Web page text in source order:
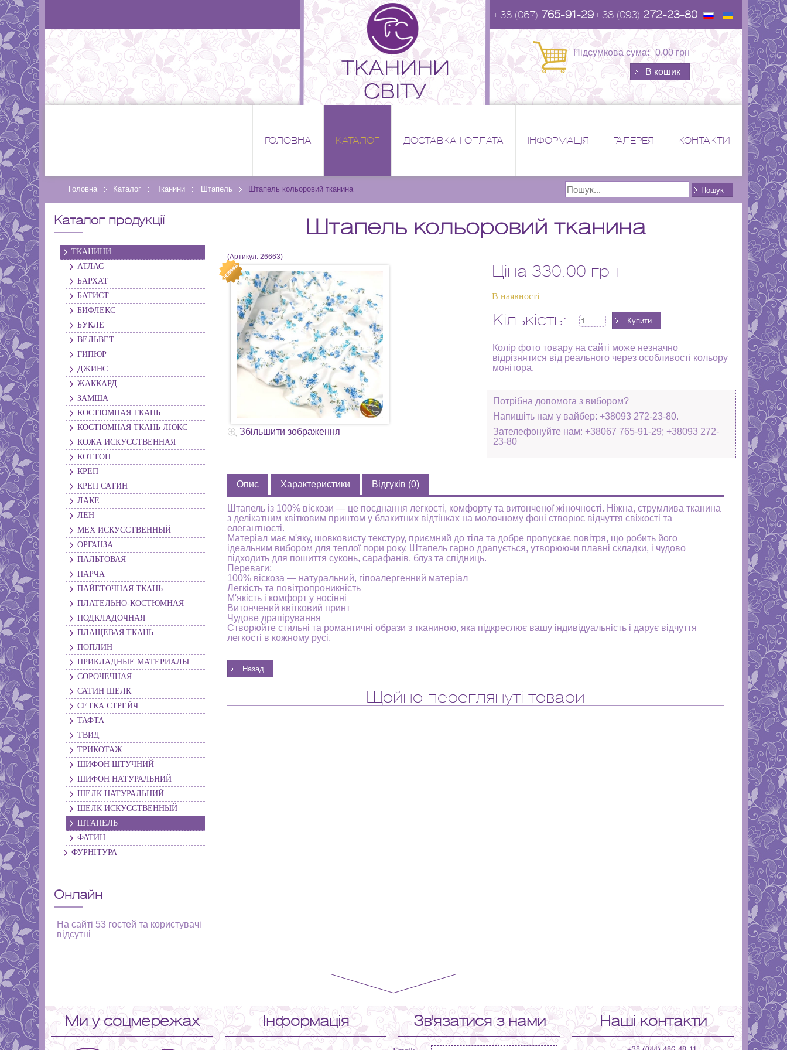
+38 (067) 765-91-29+38 (093) 272-23-80
Підсумкова сума: 0.00 грн
В кошик
ГОЛОВНА КАТАЛОГ ДОСТАВКА І ОПЛАТА ІНФОРМАЦІЯ ГАЛЕРЕЯ КОНТАКТИ
Головна Каталог Тканини Штапель Штапель кольоровий тканина
Поиск
Пошук
Каталог продукції
ТКАНИНИ
АТЛАС
БАРХАТ
БАТИСТ
БИФЛЕКС
БУКЛЕ
ВЕЛЬВЕТ
ГИПЮР
ДЖИНС
ЖАККАРД
ЗАМША
КОСТЮМНАЯ ТКАНЬ
КОСТЮМНАЯ ТКАНЬ ЛЮКС
КОЖА ИСКУССТВЕННАЯ
КОТТОН
КРЕП
КРЕП САТИН
ЛАКЕ
ЛЕН
МЕХ ИСКУССТВЕННЫЙ
ОРГАНЗА
ПАЛЬТОВАЯ
ПАРЧА
ПАЙЕТОЧНАЯ ТКАНЬ
ПЛАТЕЛЬНО-КОСТЮМНАЯ
ПОДКЛАДОЧНАЯ
ПЛАЩЕВАЯ ТКАНЬ
ПОПЛИН
ПРИКЛАДНЫЕ МАТЕРИАЛЫ
СОРОЧЕЧНАЯ
САТИН ШЕЛК
СЕТКА СТРЕЙЧ
ТАФТА
ТВИД
ТРИКОТАЖ
ШИФОН ШТУЧНИЙ
ШИФОН НАТУРАЛЬНИЙ
ШЕЛК НАТУРАЛЬНИЙ
ШЕЛК ИСКУССТВЕННЫЙ
ШТАПЕЛЬ
ФАТИН
ФУРНІТУРА
Онлайн
На сайті 53 гостей та користувачі
відсутні
Штапель кольоровий тканина
(Артикул:26663)
Збільшити зображення
Ціна 330.00 грн
В наявності
Кількість:
Колір фото товару на сайті може незначно
відрізнятися від реального через особливості кольору
монітора.
Потрібна допомога з вибором?
Напишіть нам у вайбер: +38093 272-23-80.
Зателефонуйте нам: +38067 765-91-29; +38093 272-
23-80
Опис Характеристики Відгуків (0)
Штапель із 100% віскози — це поєднання легкості, комфорту та витонченої жіночності. Ніжна, струмлива тканина
з делікатним квітковим принтом у блакитних відтінках на молочному фоні створює відчуття свіжості та
елегантності.
Матеріал має м'яку, шовковисту текстуру, приємний до тіла та добре пропускає повітря, що робить його
ідеальним вибором для теплої пори року. Штапель гарно драпується, утворюючи плавні складки, і чудово
підходить для пошиття суконь, сарафанів, блуз та спідниць.
Переваги:
100% віскоза — натуральний, гіпоалергенний матеріал
Легкість та повітропроникність
М'якість і комфорт у носінні
Витончений квітковий принт
Чудове драпірування
Створюйте стильні та романтичні образи з тканиною, яка підкреслює вашу індивідуальність і дарує відчуття
легкості в кожному русі.
Щойно переглянуті товари
Ми у соцмережах Інформація Зв'язатися з нами Наші контакти